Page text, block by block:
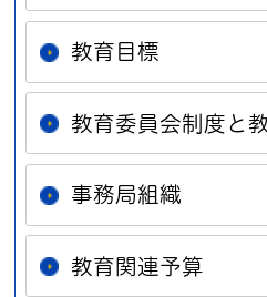
教育目標
教育委員会制度と
事務局組織
教育関連予算